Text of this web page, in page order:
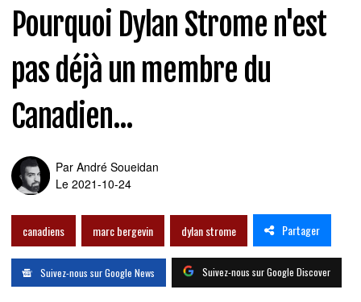
Pourquoi Dylan Strome n'est
pas déjà un membre du
Canadien...
Par André Soueidan
Le 2021-10-24
canadiens marc bergevin dylan strome Partager
Suivez-nous sur Google News Suivez-nous sur Google Discover